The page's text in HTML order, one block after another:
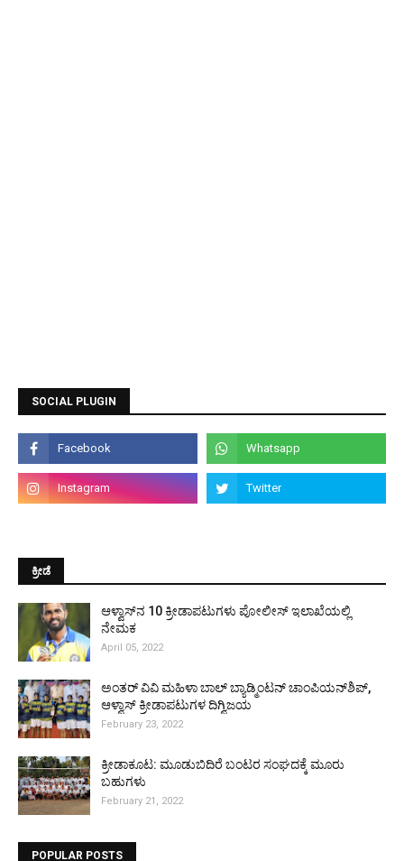
SOCIAL PLUGIN
ಕ್ರೀಡೆ
ಆಳ್ವಾಸ್‌ನ 10 ಕ್ರೀಡಾಪಟುಗಳು ಪೋಲೀಸ್ ಇಲಾಖೆಯಲ್ಲಿ
ನೇಮಕ
April 05, 2022
ಅಂತರ್ ವಿವಿ ಮಹಿಳಾ ಬಾಲ್ ಬ್ಯಾಡ್ಮಿಂಟನ್ ಚಾಂಪಿಯನ್‌ಶಿಪ್,
ಆಳ್ವಾಸ್ ಕ್ರೀಡಾಪಟುಗಳ ದಿಗ್ವಿಜಯ
February 23, 2022
ಕ್ರೀಡಾಕೂಟ: ಮೂಡುಬಿದಿರೆ ಬಂಟರ ಸಂಘದಕ್ಕೆ ಮೂರು
ಬಹುಗಳು
February 21, 2022
POPULAR POSTS